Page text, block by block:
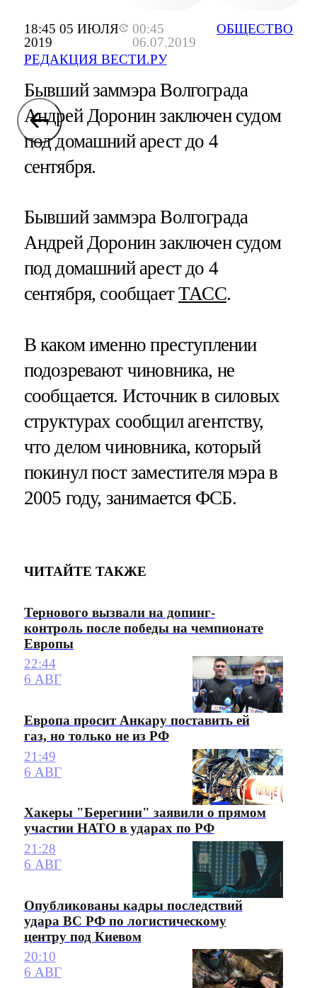
18:45 05 ИЮЛЯ
2019
00:45
06.07.2019
РЕДАКЦИЯ ВЕСТИ.РУ
ОБЩЕСТВО
Бывший заммэра Волгограда
Андрей Доронин заключен судом
под домашний арест до 4
сентября.
Бывший заммэра Волгограда
Андрей Доронин заключен судом
под домашний арест до 4
сентября, сообщаетТАСС.
В каком именно преступлении
подозревают чиновника, не
сообщается. Источник в силовых
структурах сообщил агентству,
что делом чиновника, который
покинул пост заместителя мэра в
2005 году, занимается ФСБ.
ЧИТАЙТЕ ТАКЖЕ
Тернового вызвали на допинг-
контроль после победы на чемпионате
Европы
22:44
6 АВГ
Европа просит Анкару поставить ей
газ, но только не из РФ
21:49
6 АВГ
Хакеры "Берегини" заявили о прямом
участии НАТО в ударах по РФ
21:28
6 АВГ
Опубликованы кадры последствий
удара ВС РФ по логистическому
центру под Киевом
20:10
6 АВГ